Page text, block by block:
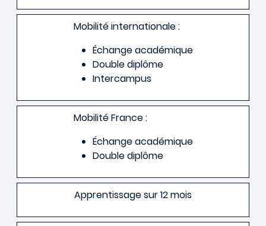
Mobilité internationale :
Échange académique
Double diplôme
Intercampus
Mobilité France :
Échange académique
Double diplôme
Apprentissage sur 12 mois